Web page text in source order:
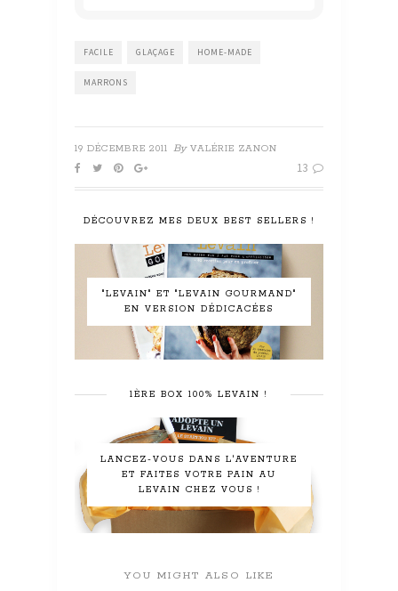
FACILE GLAÇAGE HOME-MADE
MARRONS
19 DÉCEMBRE 2011 By VALÉRIE ZANON
13
DÉCOUVREZ MES DEUX BEST SELLERS !
"LEVAIN" ET "LEVAIN GOURMAND"
EN VERSION DÉDICACÉES
1ÈRE BOX 100% LEVAIN !
LANCEZ-VOUS DANS L'AVENTURE
ET FAITES VOTRE PAIN AU
LEVAIN CHEZ VOUS !
YOU MIGHT ALSO LIKE